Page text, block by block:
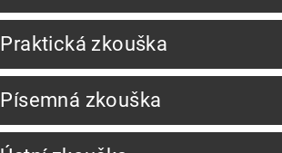
Praktická zkouška
Písemná zkouška